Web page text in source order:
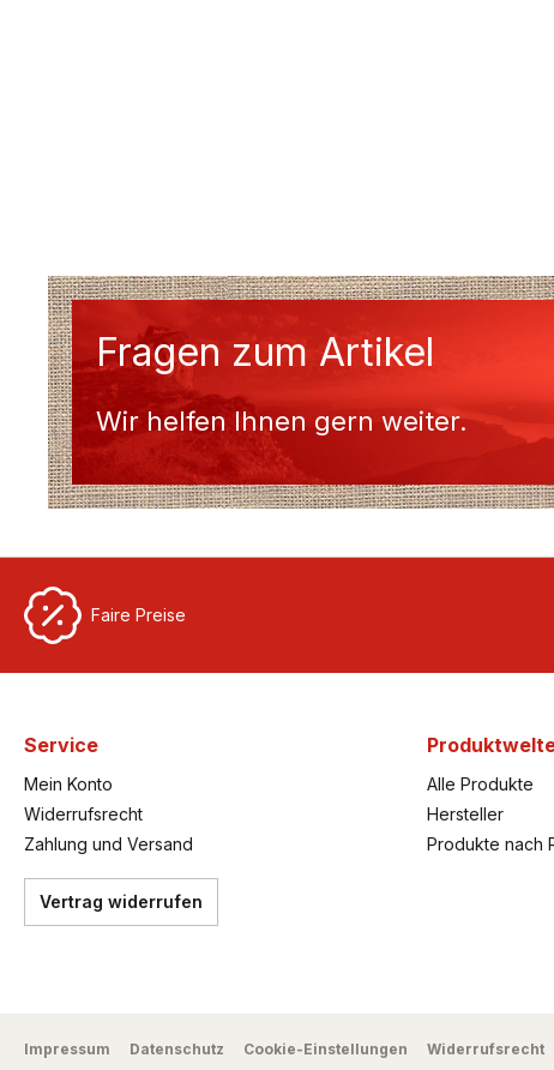
Fragen zum Artikel
Wir helfen Ihnen gern weiter.
Faire Preise
Service
Mein Konto
Widerrufsrecht
Zahlung und Versand
Vertrag widerrufen
Alle Produkte
Hersteller
Produkte nach
Impressum Datenschutz Cookie-Einstellungen Widerrufsrecht